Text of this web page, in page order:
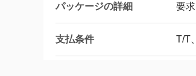
パッケージの詳細 要
支払条件 T/T